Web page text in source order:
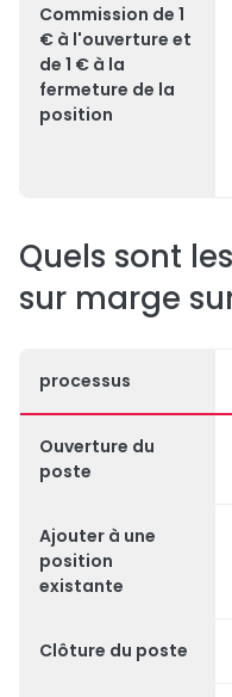
Commission de 1
€ à l'ouverture et
de 1 € à la
fermeture de la
position
Quels sont
sur marge
processus
Ouverture du
poste
Ajouter à une
position
existante
Clôture du poste